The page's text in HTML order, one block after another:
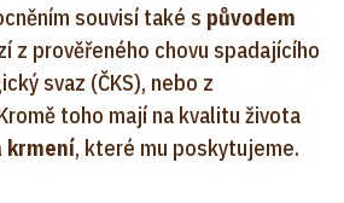
souvisí také s původem
z prověřeného chovu spadajícího
svaz (ČKS), nebo z
toho mají na kvalitu života
krmení, které mu poskytujeme.